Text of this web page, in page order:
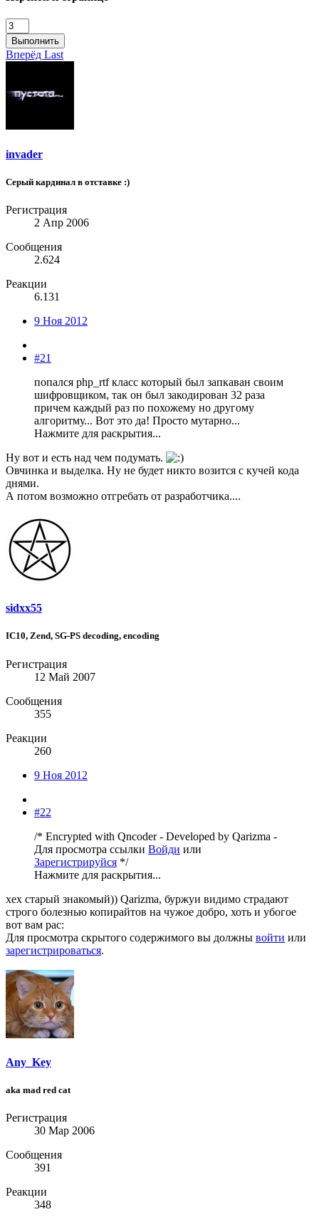
Выполнить
Вперёд Last
invader
Серый кардинал в отставке :)
Регистрация
2 Апр 2006
Сообщения
2.624
Реакции
6.131
9 Ноя 2012
#21
попался php_rtf класс который был запкаван своим
шифровщиком, так он был закодирован 32 раза
причем каждый раз по похожему но другому
алгоритму... Вот это да! Просто мутарно...
Нажмите для раскрытия...
Ну вот и есть над чем подумать.
Овчинка и выделка. Ну не будет никто возится с кучей кода
днями.
А потом возможно отгребать от разработчика....
sidxx55
IC10, Zend, SG-PS decoding, encoding
Регистрация
12 Май 2007
Сообщения
355
Реакции
260
9 Ноя 2012
#22
/* Encrypted with Qncoder - Developed by Qarizma -
Для просмотра ссылки Войди или
Зарегистрируйся */
Нажмите для раскрытия...
хех старый знакомый)) Qarizma, буржуи видимо страдают
строго болезнью копирайтов на чужое добро, хоть и убогое
вот вам рас:
Для просмотра скрытого содержимого вы должны войти или
зарегистрироваться.
Any_Key
aka mad red cat
Регистрация
30 Мар 2006
Сообщения
391
Реакции
348